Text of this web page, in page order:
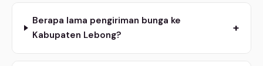
Berapa lama pengiriman bunga ke
Kabupaten Lebong?
+